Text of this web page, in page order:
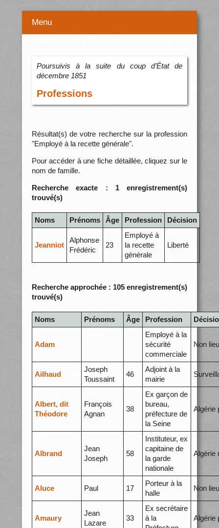
Menu
Poursuivis à la suite du coup d’État de
décembre 1851
Professions
Résultat(s) de votre recherche sur la profession
"Employé à la recette générale".
Pour accéder à une fiche détaillée, cliquez sur le
nom de famille.
Recherche exacte : 1 enregistrement(s)
trouvé(s)
Noms Prénoms Âge Profession Décision
Jeanniot
Alphonse
Frédéric
23
Employé à
la recette
générale
Liberté
Recherche approchée : 105 enregistrement(s)
trouvé(s)
Noms Prénoms Âge Profession
Adam
Employé à la
sécurité
commerciale
Non lieu
Ailhaud
Joseph
Toussaint
46
Adjoint à la
mairie
Albert, dit
Théodore
François
Agnan
38
Ex garçon de
bureau,
préfecture de
la Seine
Algérie
Albrand
Jean
Joseph
58
Instituteur, ex
capitaine de
la garde
nationale
Algérie
Aluce Paul 17
Porteur à la
halle
Non lieu
Amaury
Jean
Lazare
33
Ex secrétaire
à la
Algérie